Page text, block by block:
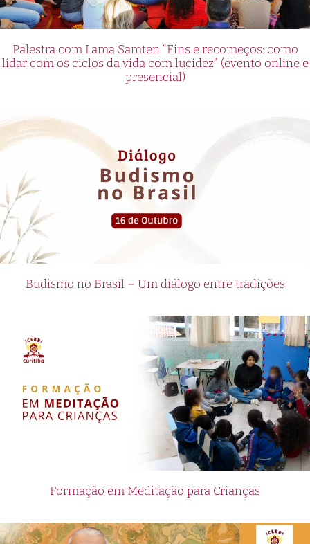
Palestra com Lama Samten “Fins e recomeços: como
lidar com os ciclos da vida com lucidez” (evento online e
presencial)
Budismo no Brasil – Um diálogo entre tradições
Formação em Meditação para Crianças